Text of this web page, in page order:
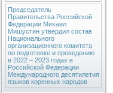
Председатель
Правительства Российской
Федерации Михаил
Мишустин утвердил состав
Национального
организационного комитета
по подготовке и проведению
в 2022 – 2023 годах в
Российской Федерации
Международного десятилетия
языков коренных народов